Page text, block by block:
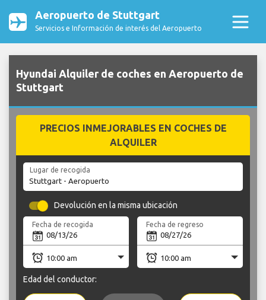
Aeropuerto de Stuttgart
Servicios e Información de interés del Aeropuerto
Hyundai Alquiler de coches en Aeropuerto de
Stuttgart
PRECIOS INMEJORABLES EN COCHES DE
ALQUILER
Lugar de recogida
Devolución en la misma ubicación
Fecha de recogida Fecha de regreso
Edad del conductor: